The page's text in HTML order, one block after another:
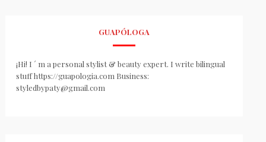
GUAPÓLOGA
¡Hi! I ´ m a personal stylist & beauty expert. I write bilingual
stuff https://guapologia.com Business:
styledbypaty@gmail.com